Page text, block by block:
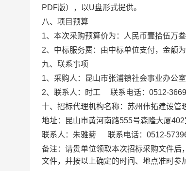
PDF版），以U盘形式提供。
八、项目预算
1、本次采购预算价为：人民币壹拾伍万
2、中标服务费：由中标单位支付，金额
九、联系事项
1、采购人：昆山市张浦镇社会事业办公室
2、联系人：时工 联系电话：0512-
十、招标代理机构名称：苏州伟拓建设管
地址：昆山市黄河南路555号森隆大厦402
联系人：朱雅菊 联系电话：0512-
备注：请贵单位领取本次招标采购文件
文件，并按以上确定的时间、地点准时参